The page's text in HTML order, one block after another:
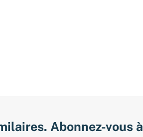
Abonnez-vous à